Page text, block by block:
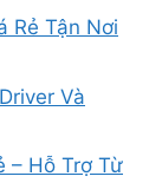
Rẻ Tận Nơi
Và
– Hỗ Trợ Từ